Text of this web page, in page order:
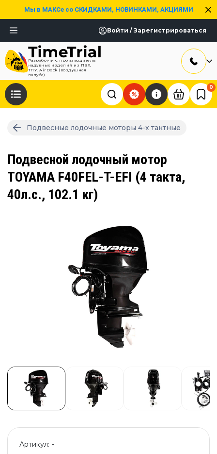
Мы в МАКСе со СКИДКАМИ, НОВИНКАМИ, АКЦИЯМИ
Войти / Зарегистрироваться
Разработчик, производитель
надувных изделий из ПВХ,
ТПУ, AirDeck (воздушная
палуба)
0
Подвесные лодочные моторы 4-х тактные
Подвесной лодочный мотор
TOYAMA F40FEL-T-EFI (4 такта,
40л.с., 102.1 кг)
Артикул: -